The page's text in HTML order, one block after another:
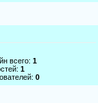
всего: 1
1
0